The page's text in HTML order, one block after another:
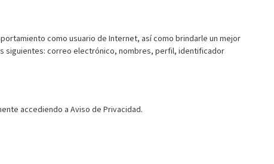
como usuario de Internet, así como brindarle un mejor
siguientes: correo electrónico, nombres, perfil, identificador
accediendo a Aviso de Privacidad.